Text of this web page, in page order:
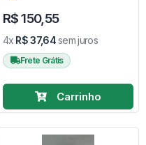
R$ 150,55
4x R$ 37,64sem juros
Frete Grátis
Carrinho